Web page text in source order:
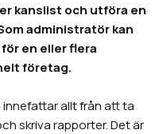
kanslist och utföra en
administratör kan
en eller flera
företag.
allt från att ta
skriva rapporter. Det är